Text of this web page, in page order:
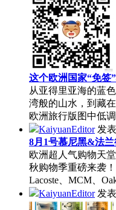
这个欧洲国家“免签
从亚得里亚海的蓝
湾般的山水，到藏
欧洲旅行版图中低
KaiyuanEditor发
8月1号慕尼黑&法
欧洲超人气购物天
秋购物季重磅来袭！
Lacoste、MCM、
KaiyuanEditor发